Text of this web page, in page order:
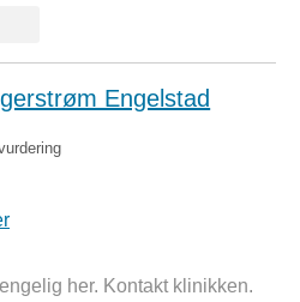
Engelstad
her. Kontakt klinikken.